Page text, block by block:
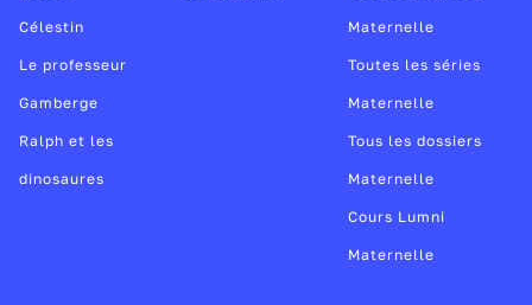
Célestin
Le professeur
Gamberge
Ralph et les
dinosaures
Maternelle
Toutes les séries
Maternelle
Tous les dossiers
Maternelle
Cours Lumni
Maternelle